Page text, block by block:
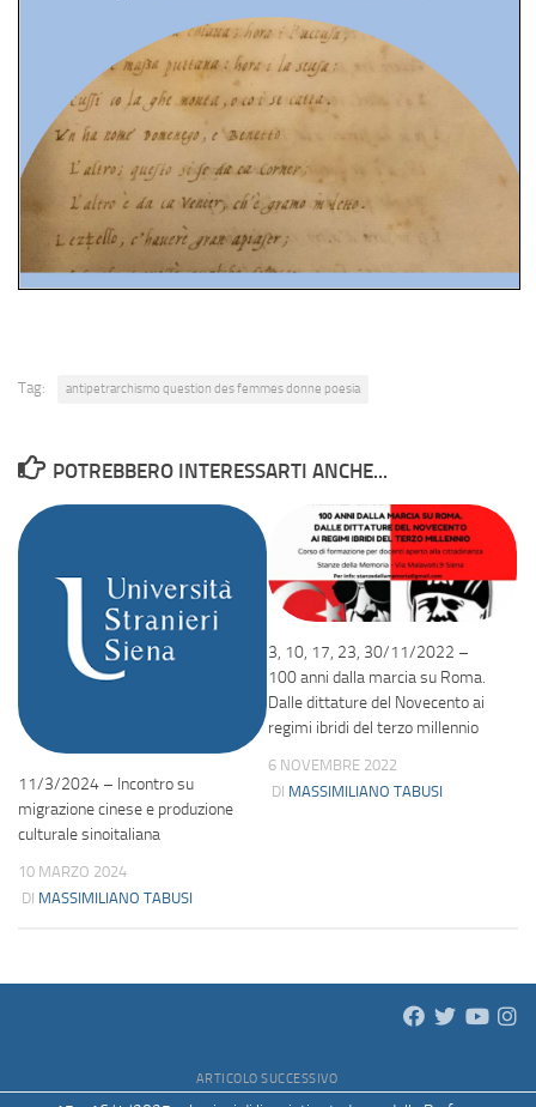
Tag: antipetrarchismo question des femmes donne poesia
POTREBBERO INTERESSARTI ANCHE...
11/3/2024 – Incontro su
migrazione cinese e produzione
culturale sinoitaliana
10 MARZO 2024
DI MASSIMILIANO TABUSI
3, 10, 17, 23, 30/11/2022 –
100 anni dalla marcia su Roma.
Dalle dittature del Novecento ai
regimi ibridi del terzo millennio
6 NOVEMBRE 2022
DI MASSIMILIANO TABUSI
ARTICOLO SUCCESSIVO